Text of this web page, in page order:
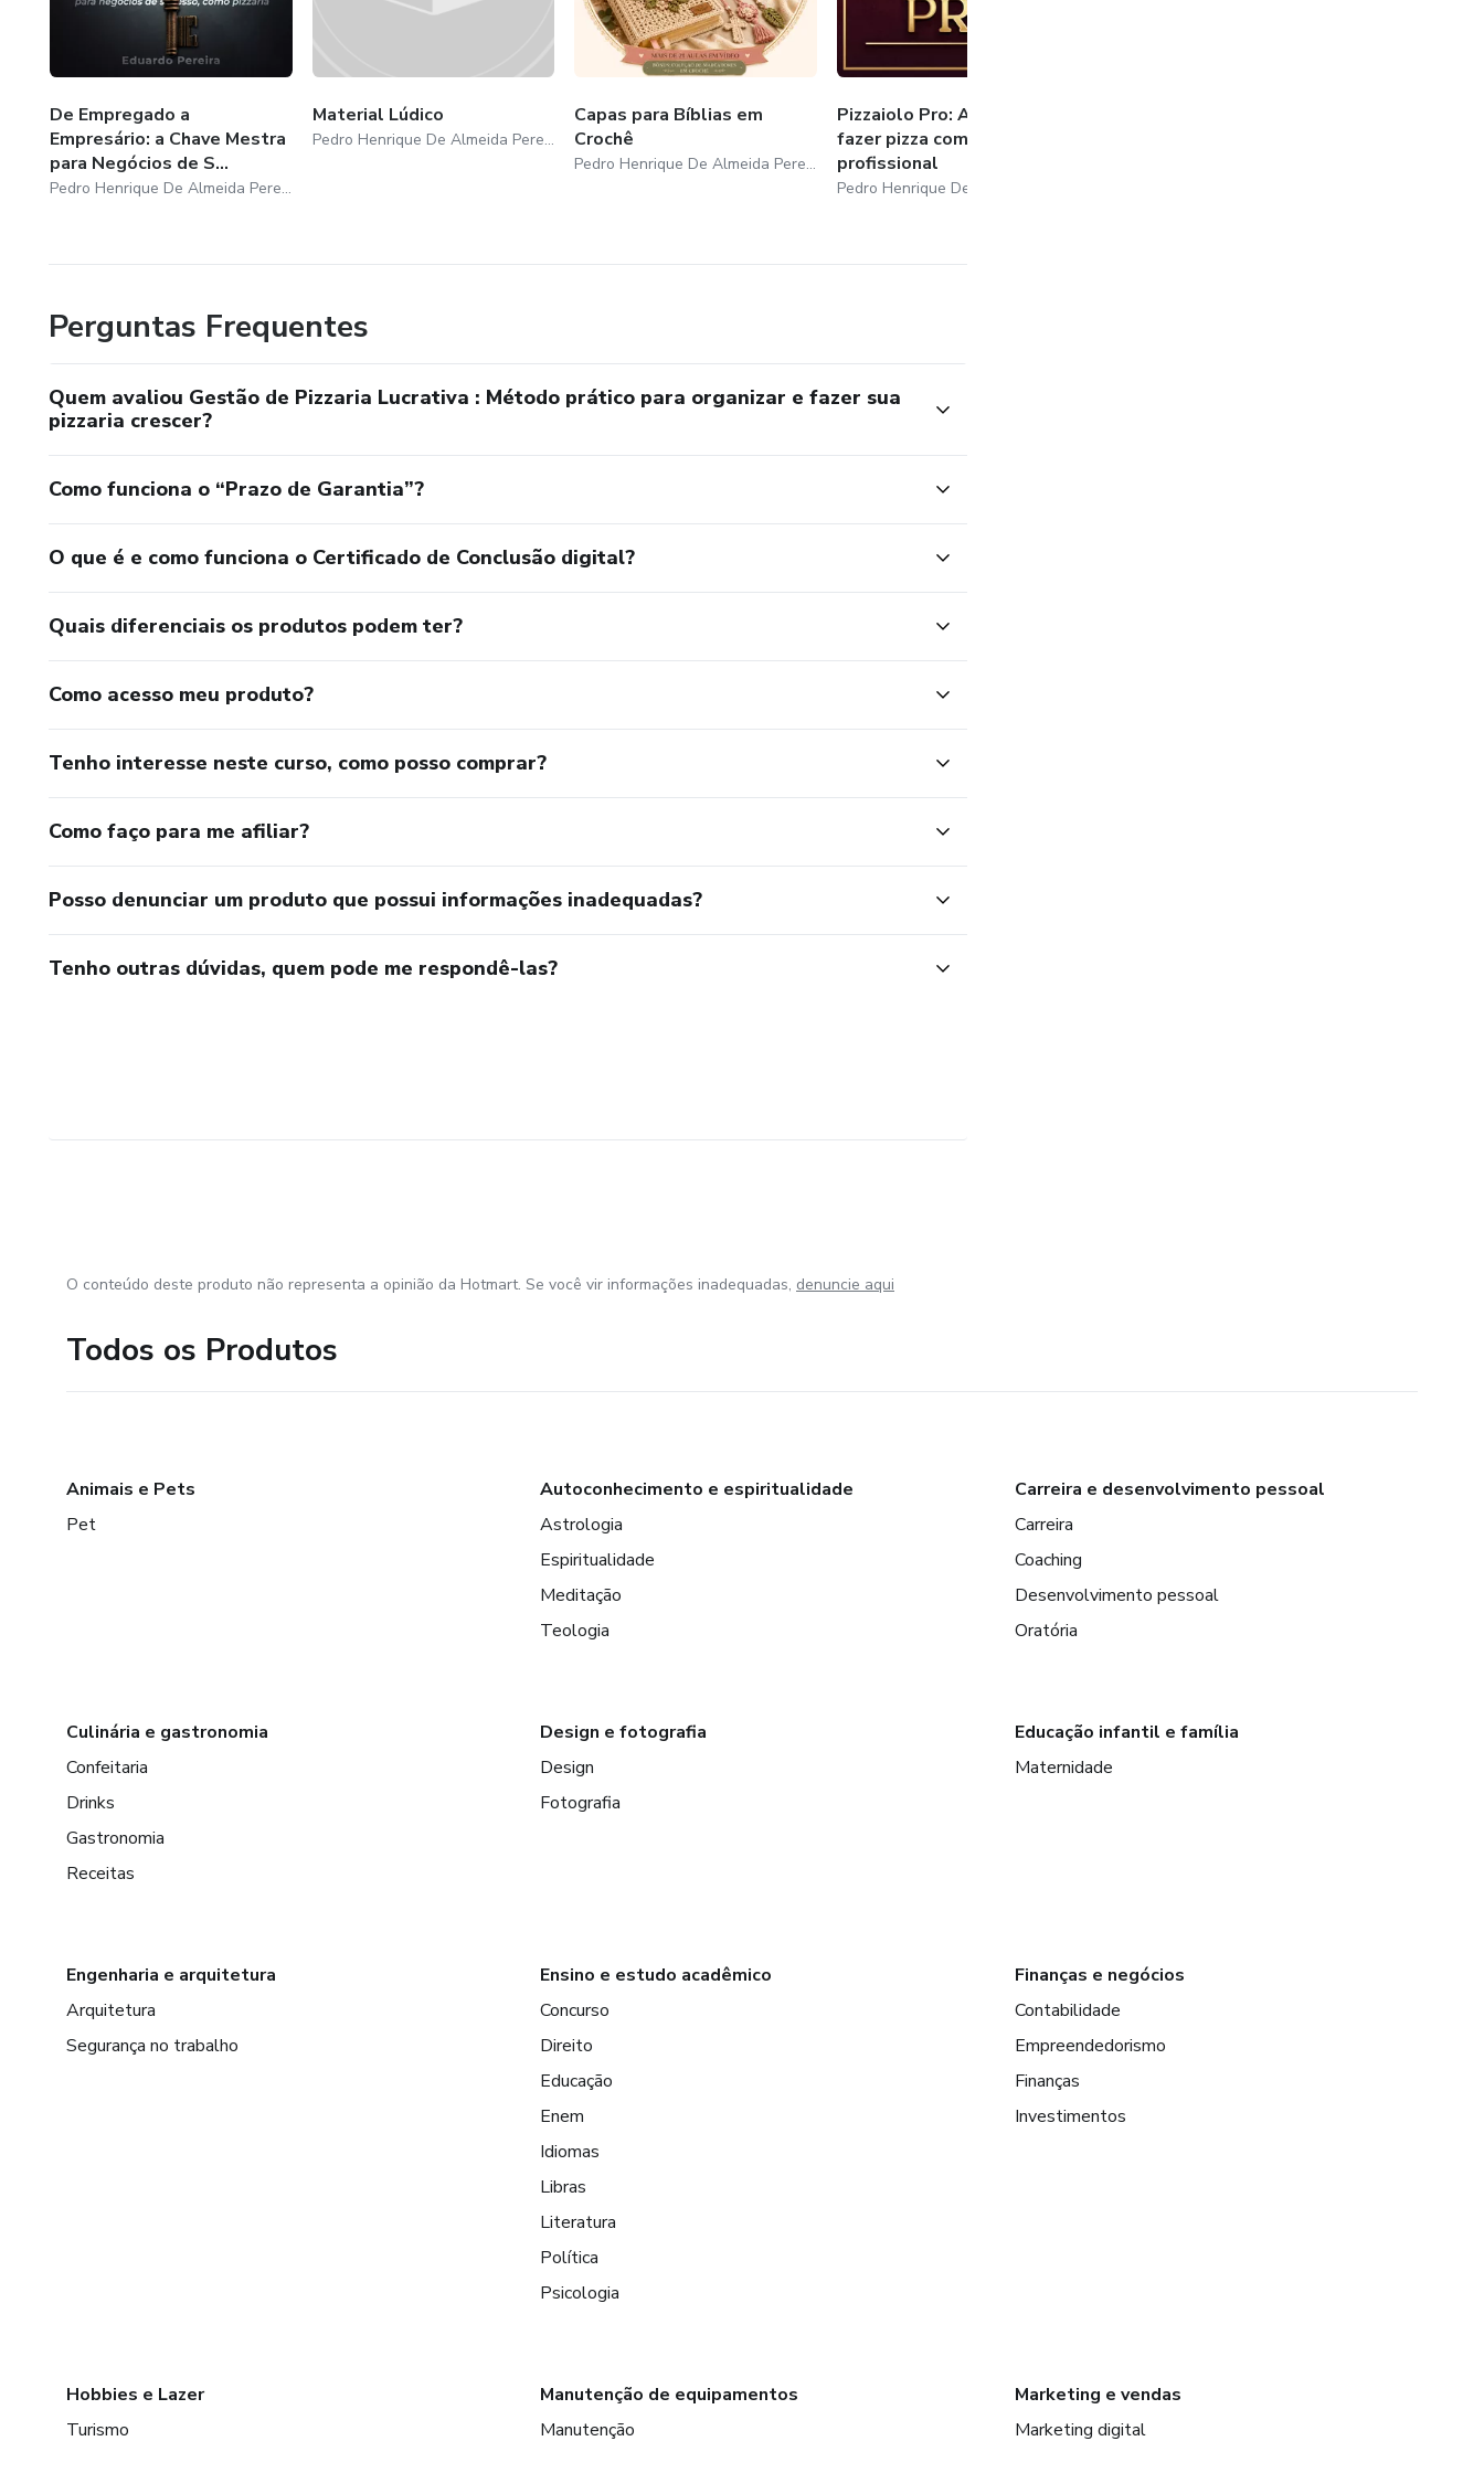
De Empregado a
Empresário: a Chave Mestra
para Negócios de S...
Pedro Henrique De Almeida Pereira
Material Lúdico
Pedro Henrique De Almeida Pereira
Capas para Bíblias em
Crochê
Pedro Henrique De Almeida Pereira
Pizzaiolo Pro: Aprenda a
fazer pizza com padrão
profissional
Perguntas Frequentes
Quem avaliou Gestão de Pizzaria Lucrativa : Método prático para organizar e fazer sua
pizzaria crescer?
Como funciona o “Prazo de Garantia”?
O que é e como funciona o Certificado de Conclusão digital?
Quais diferenciais os produtos podem ter?
Como acesso meu produto?
Tenho interesse neste curso, como posso comprar?
Como faço para me afiliar?
Posso denunciar um produto que possui informações inadequadas?
Tenho outras dúvidas, quem pode me respondê-las?
O conteúdo deste produto não representa a opinião da Hotmart. Se você vir informações inadequadas, denuncie aqui
Todos os Produtos
Animais e Pets
Pet
Autoconhecimento e espiritualidade
Astrologia
Espiritualidade
Meditação
Teologia
Carreira e desenvolvimento pessoal
Carreira
Coaching
Desenvolvimento pessoal
Oratória
Culinária e gastronomia
Confeitaria
Drinks
Gastronomia
Receitas
Design e fotografia
Design
Fotografia
Educação infantil e família
Maternidade
Engenharia e arquitetura
Arquitetura
Segurança no trabalho
Ensino e estudo acadêmico
Concurso
Direito
Educação
Enem
Idiomas
Libras
Literatura
Política
Psicologia
Finanças e negócios
Contabilidade
Empreendedorismo
Finanças
Investimentos
Hobbies e Lazer
Turismo
Manutenção de equipamentos
Manutenção
Marketing e vendas
Marketing digital